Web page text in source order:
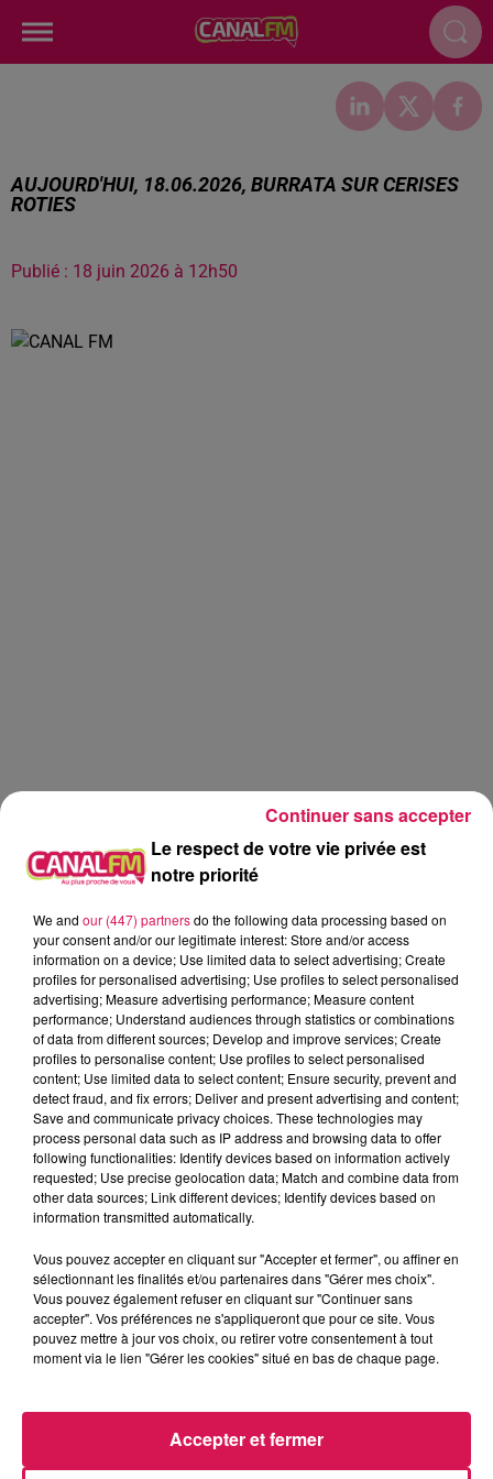
AUJOURD'HUI, 18.06.2026, BURRATA SUR CERISES
ROTIES
Publié : 18 juin 2026 à 12h50
Canal FM
Geoffrey Deloux
Aujourd'hui, 18.06.2026, Burrata sur cerises roties
0:00 4 min 3 sec
18 juin 2026 - 4 min 3 sec
AUJOURD'HUI, 18.06.2026, BURRATA SUR
CERISES ROTIES
Du lundi au vendredi à 11h45, Mamie Coquillette retrouve
Geoffrey pour une recette de cuisine à sa manière
Le respect de votre vie privée est
notre priorité
We and our (447) partnersdo the following data processing based on
your consent and/or our legitimate interest: Store and/or access
information on a device; Use limited data to select advertising; Create
profiles for personalised advertising; Use profiles to select personalised
advertising; Measure advertising performance; Measure content
performance; Understand audiences through statistics or combinations
of data from different sources; Develop and improve services; Create
profiles to personalise content; Use profiles to select personalised
content; Use limited data to select content; Ensure security, prevent and
detect fraud, and fix errors; Deliver and present advertising and content;
Save and communicate privacy choices. These technologies may
process personal data such as IP address and browsing data to offer
following functionalities: Identify devices based on information actively
requested; Use precise geolocation data; Match and combine data from
other data sources; Link different devices; Identify devices based on
information transmitted automatically.
Vous pouvez accepter en cliquant sur "Accepter et fermer", ou affiner en
sélectionnant les finalités et/ou partenaires dans "Gérer mes choix".
Vous pouvez également refuser en cliquant sur "Continuer sans
accepter". Vos préférences ne s'appliqueront que pour ce site. Vous
pouvez mettre à jour vos choix, ou retirer votre consentement à tout
moment via le lien "Gérer les cookies" situé en bas de chaque page.
Accepter et fermer
Continuer sans accepter